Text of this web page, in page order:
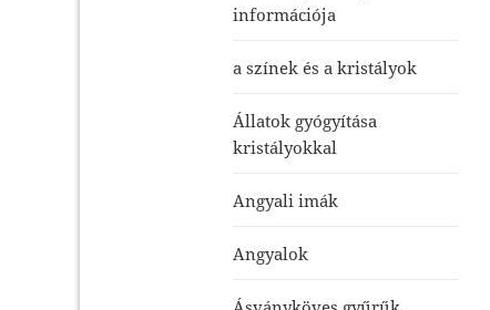
információja
a színek és a kristályok
Állatok gyógyítása
kristályokkal
Angyali imák
Angyalok